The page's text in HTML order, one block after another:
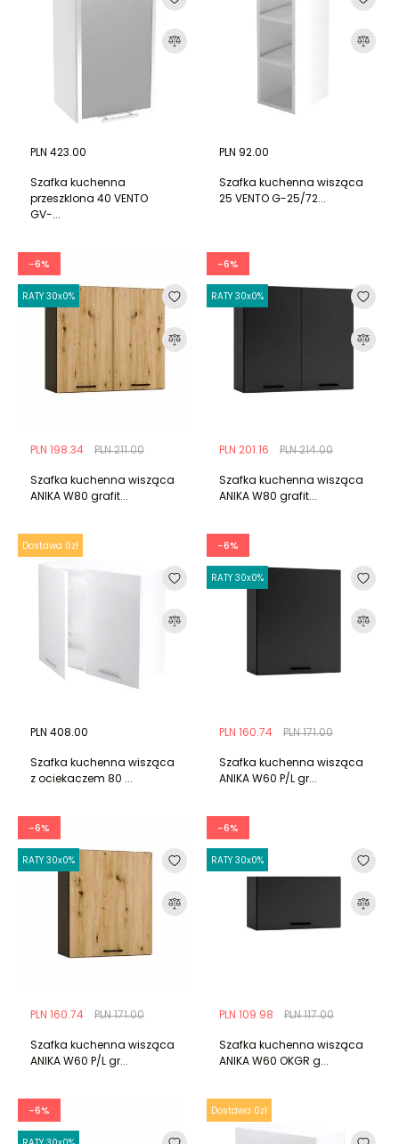
PLN 423.00
Szafka kuchenna
przeszklona 40 VENTO
GV-...
PLN 92.00
Szafka kuchenna wisząca
25 VENTO G-25/72...
-6%
RATY 30x0%
PLN 211.00
PLN 198.34
Szafka kuchenna wisząca
ANIKA W80 grafit...
-6%
RATY 30x0%
PLN 214.00
PLN 201.16
Szafka kuchenna wisząca
ANIKA W80 grafit...
Dostawa 0zł
PLN 408.00
Szafka kuchenna wisząca
z ociekaczem 80 ...
-6%
RATY 30x0%
PLN 171.00
PLN 160.74
Szafka kuchenna wisząca
ANIKA W60 P/L gr...
-6%
RATY 30x0%
PLN 171.00
PLN 160.74
Szafka kuchenna wisząca
ANIKA W60 P/L gr...
-6%
RATY 30x0%
PLN 117.00
PLN 109.98
Szafka kuchenna wisząca
ANIKA W60 OKGR g...
-6% Dostawa 0zł